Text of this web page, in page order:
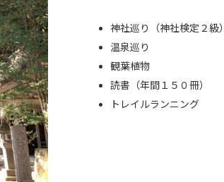
神社巡り（神社検定２級）
温泉巡り
観葉植物
読書（年間１５０冊）
トレイルランニング